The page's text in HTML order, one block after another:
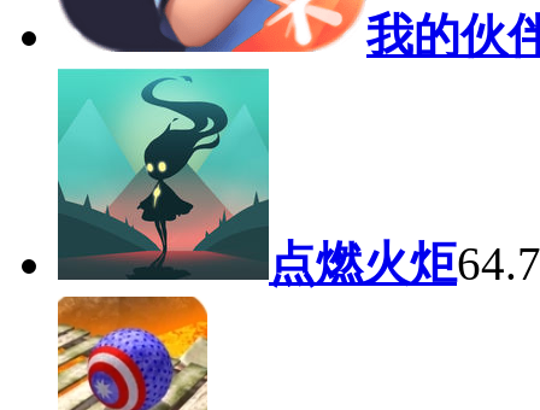
我的伙
点燃火炬